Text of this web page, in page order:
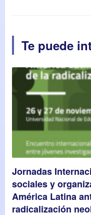
Te puede
Jornadas
sociales y
América Latina
radicalización